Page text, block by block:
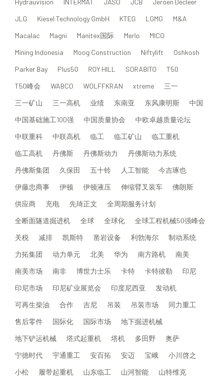
Hydrauvision INTERMAT JASO JCB
Jeroen Decleer
JLG
Kiesel Technology GmbH KTEG LGMG
M&A
Macalac
Magni Manitex国际 Merlo
MICO
Mining Indonesia
Moog Construction Niftylift
Oshkosh
Parker Bay
Plus50 ROY HILL SORABITO
T50
T50峰会
WABCO WOLFFKRAN xtreme
三一
三一矿山
三一高机 业绩 东南亚 东风康明斯
中国
中国基础施工100强
中国质量协会
中欧卓越质量论坛
中联重科
中联高机 临工 临工矿山
临工重机
临工高机
丹佛斯 丹佛斯动力
丹佛斯动力系统
丹佛斯集团
久保田 五十铃 人工智能
今吉琢也
伊藤忠商事
伊顿 伊顿液压 伸缩臂叉装车
佛朗斯
供应商
充电 先琦正文
全周期服务计划
全断面隧道掘进机
全球 全球化
全球工程机械50强峰会
关税
减排 凯斯特 凿岩设备 利勃海尔
制动系统
力拓集团
动力单元 北美 华为 南方路机
南美
南美市场
南非 博世力士乐 卡特 卡特彼勒
印尼
印尼市场
印尼矿业展览会 印度尼西亚
发动机
可再生柴油
合作 吉尼 吊装 吊装市场
同力重工
售后零件
国际化 国际市场
地下掘进机械
地下铲运机械
塔式起重机 塔机 多田野
奥萨
宁德时代
宇通重工 安百拓 安迈 宝峨
小川啓之
小松
履带起重机 山东临工 山河智能
山特维克